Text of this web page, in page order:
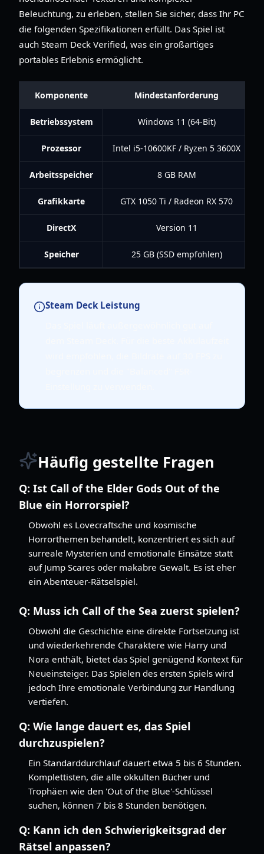
Beleuchtung, zu erleben, stellen Sie sicher, dass Ihr PC
die folgenden Spezifikationen erfüllt. Das Spiel ist
auch Steam Deck Verified, was ein großartiges
portables Erlebnis ermöglicht.
Komponente Mindestanforderung
Betriebssystem Windows 11 (64-Bit)
Prozessor Intel i5-10600KF / Ryzen 5 3600X
Arbeitsspeicher 8 GB RAM
Grafikkarte GTX 1050 Ti / Radeon RX 570
DirectX Version 11
Speicher 25 GB (SSD empfohlen)
Steam Deck Leistung
Häufig gestellte Fragen
Q: Ist Call of the Elder Gods Out of the
Blue ein Horrorspiel?
Obwohl es Lovecraftsche und kosmische
Horrorthemen behandelt, konzentriert es sich auf
surreale Mysterien und emotionale Einsätze statt
auf Jump Scares oder makabre Gewalt. Es ist eher
ein Abenteuer-Rätselspiel.
Q: Muss ich Call of the Sea zuerst spielen?
Obwohl die Geschichte eine direkte Fortsetzung ist
und wiederkehrende Charaktere wie Harry und
Nora enthält, bietet das Spiel genügend Kontext für
Neueinsteiger. Das Spielen des ersten Spiels wird
jedoch Ihre emotionale Verbindung zur Handlung
vertiefen.
Q: Wie lange dauert es, das Spiel
durchzuspielen?
Ein Standarddurchlauf dauert etwa 5 bis 6 Stunden.
Komplettisten, die alle okkulten Bücher und
Trophäen wie den 'Out of the Blue'-Schlüssel
suchen, können 7 bis 8 Stunden benötigen.
Q: Kann ich den Schwierigkeitsgrad der
Rätsel anpassen?